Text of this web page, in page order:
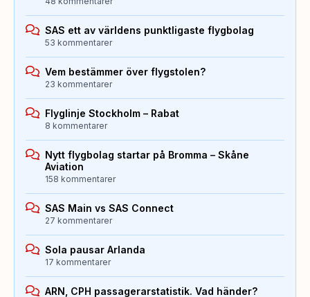
SAS ett av världens punktligaste flygbolag
53 kommentarer
Vem bestämmer över flygstolen?
23 kommentarer
Flyglinje Stockholm – Rabat
8 kommentarer
Nytt flygbolag startar på Bromma – Skåne
Aviation
158 kommentarer
SAS Main vs SAS Connect
27 kommentarer
Sola pausar Arlanda
17 kommentarer
ARN, CPH passagerarstatistik. Vad händer?